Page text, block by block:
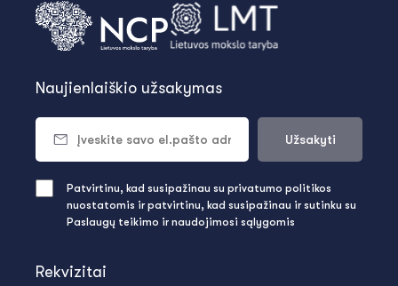
Rekvizitai
Naujienlaiškio užsakymas
Užsakyti
Patvirtinu, kad susipažinau su privatumo politikos
nuostatomis ir patvirtinu, kad susipažinau ir sutinku su
Paslaugų teikimo ir naudojimosi sąlygomis